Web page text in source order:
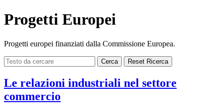
Progetti Europei
Progetti europei finanziati dalla Commissione Europea.
Cerca Reset Ricerca
Le relazioni industriali nel settore
commercio